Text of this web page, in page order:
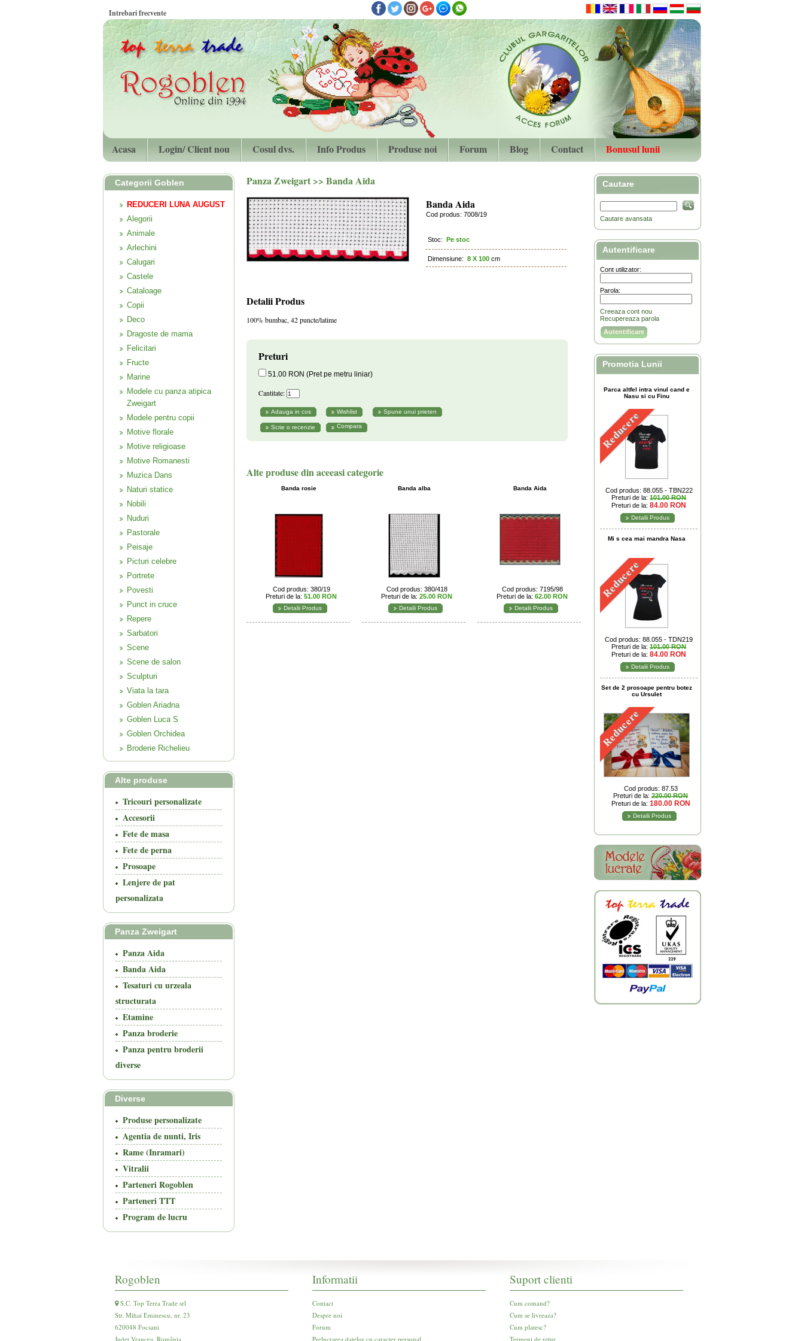
Intrebari frecvente
Acasa Login/ Client nou Cosul dvs. Info Produs Produse noi Forum Blog Contact Bonusul lunii
Categorii Goblen
REDUCERI LUNA AUGUST
Alegorii
Animale
Arlechini
Calugari
Castele
Cataloage
Copii
Deco
Dragoste de mama
Felicitari
Fructe
Marine
Modele cu panza atipica
Zweigart
Modele pentru copii
Motive florale
Motive religioase
Motive Romanesti
Muzica Dans
Naturi statice
Nobili
Nuduri
Pastorale
Peisaje
Picturi celebre
Portrete
Povesti
Punct in cruce
Repere
Sarbatori
Scene
Scene de salon
Sculpturi
Viata la tara
Goblen Ariadna
Goblen Luca S
Goblen Orchidea
Broderie Richelieu
Alte produse
Tricouri personalizate
Accesorii
Fete de masa
Fete de perna
Prosoape
Lenjere de pat
personalizata
Panza Zweigart
Panza Aida
Banda Aida
Tesaturi cu urzeala
structurata
Etamine
Panza broderie
Panza pentru broderii
diverse
Diverse
Produse personalizate
Agentia de nunti, Iris
Rame (Inramari)
Vitralii
Parteneri Rogoblen
Parteneri TTT
Program de lucru
Panza Zweigart >> Banda Aida
Banda Aida
Cod produs: 7008/19
Stoc: Pe stoc
Dimensiune: 8 X 100 cm
Detalii Produs
100% bumbac, 42 puncte/latime
Preturi
51.00 RON (Pret pe metru liniar)
Cantitate:
Compara
Alte produse din aceeasi categorie
Banda rosie
Cod produs: 380/19
Preturi de la: 51.00 RON
Detalii Produs
Banda alba
Cod produs: 380/418
Preturi de la: 25.00 RON
Detalii Produs
Banda Aida
Cod produs: 7195/98
Preturi de la: 62.00 RON
Detalii Produs
Cautare
Cautare avansata
Autentificare
Cont utilizator:
Parola:
Creeaza cont nou
Recupereaza parola
Promotia Lunii
Parca altfel intra vinul cand e
Nasu si cu Finu
Reducere
Cod produs: 88.055 - TBN222
Preturi de la: 101.00 RON
Preturi de la: 84.00 RON
Detalii Produs
Mi s cea mai mandra Nasa
Reducere
Cod produs: 88.055 - TDN219
Preturi de la: 101.00 RON
Preturi de la: 84.00 RON
Detalii Produs
Set de 2 prosoape pentru botez
cu Ursulet
Reducere
Cod produs: 87.53
Preturi de la: 220.00 RON
Preturi de la: 180.00 RON
Detalii Produs
Rogoblen
S.C. Top Terra Trade srl
Str. Mihai Eminescu, nr. 23
620048 Focsani
Județ Vrancea, România
Informatii
Contact
Despre noi
Forum
Prelucrarea datelor cu caracter personal
Suport clienti
Cum comand?
Cum se livreaza?
Cum platesc?
Termeni de retur